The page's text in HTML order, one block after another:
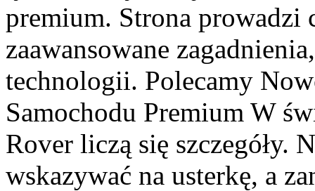
premium. Strona prowadzi
zaawansowane
technologii. Polecamy
Samochodu Premium W
Rover liczą się szczegóły.
wskazywać na usterkę, a